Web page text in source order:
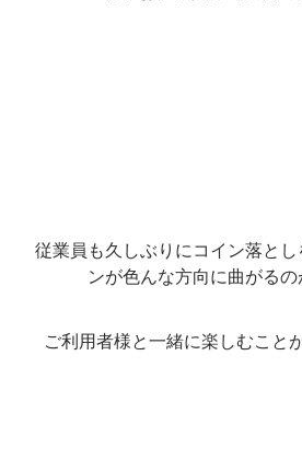
従業員も久しぶりにコイン落と
ンが色んな方向に曲がるの
ご利用者様と一緒に楽しむこと